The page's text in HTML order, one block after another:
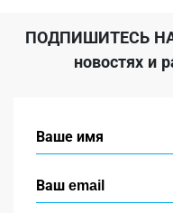
ПОДПИШИТЕСЬ
новостях и